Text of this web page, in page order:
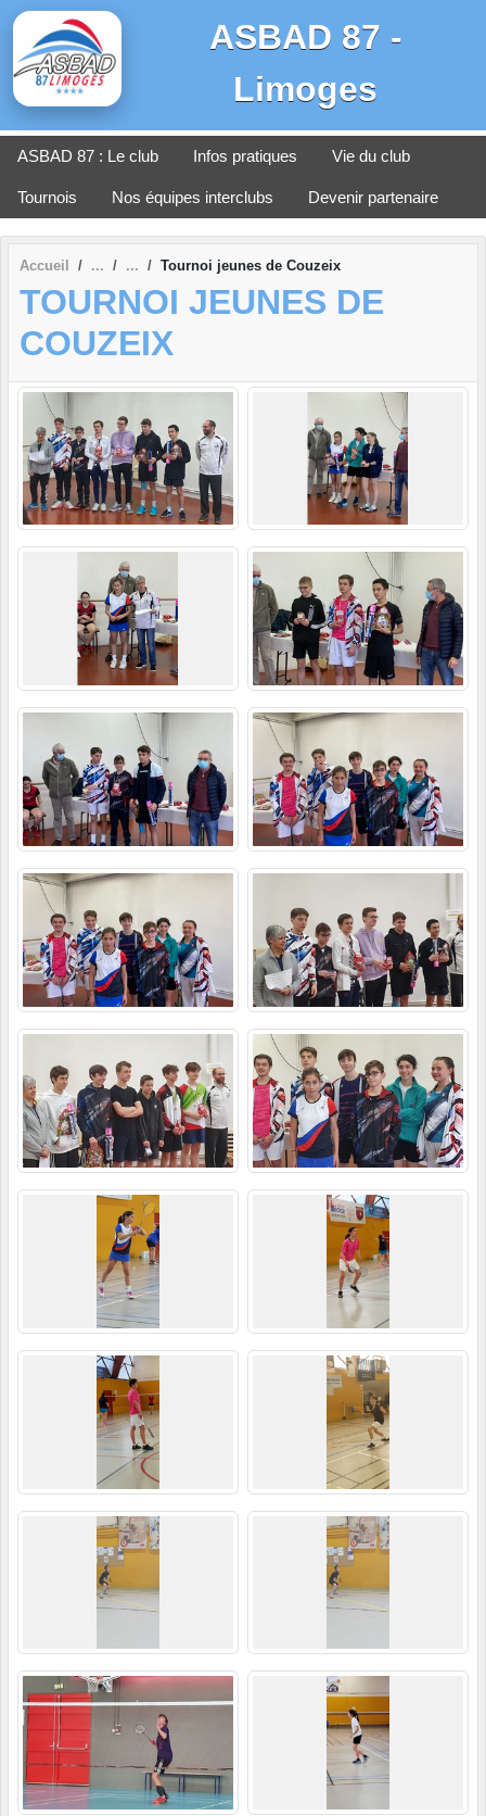
ASBAD 87 -
Limoges
ASBAD 87 : Le club Infos pratiques Vie du club
Tournois Nos équipes interclubs Devenir partenaire
Accueil Tournoi jeunes de Couzeix
TOURNOI JEUNES DE
COUZEIX
Panneau de gestion des cookies